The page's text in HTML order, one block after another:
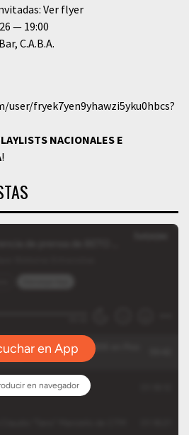
Ver flyer
19:00
C.A.B.A.
fryek7yen9yhawzi5yku0hbcs?
NACIONALES E
!